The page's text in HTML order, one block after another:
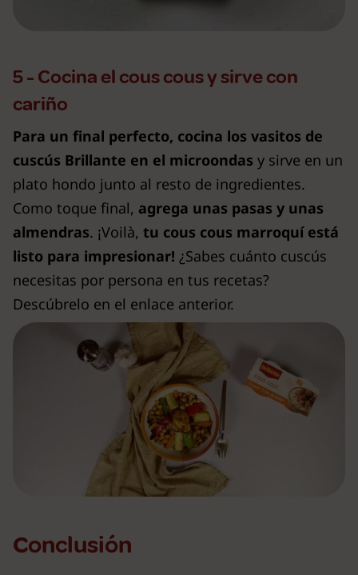
5 - Cocina el cous cous y sirve con
cariño
Para un final perfecto, cocina los vasitos de
cuscús Brillante en el microondas y sirve en un
plato hondo junto al resto de ingredientes.
Como toque final, agrega unas pasas y unas
almendras. ¡Voilà, tu cous cous marroquí está
listo para impresionar! ¿Sabes cuánto cuscús
necesitas por persona en tus recetas?
Descúbrelo en el enlace anterior.
Conclusión